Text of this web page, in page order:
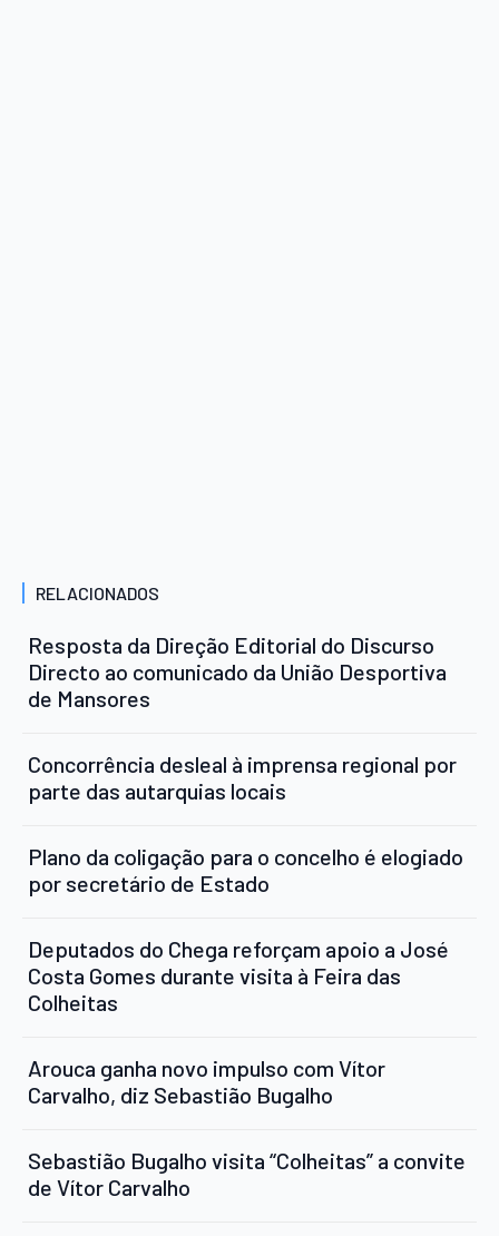
RELACIONADOS
Resposta da Direção Editorial do Discurso
Directo ao comunicado da União Desportiva
de Mansores
Concorrência desleal à imprensa regional por
parte das autarquias locais
Plano da coligação para o concelho é elogiado
por secretário de Estado
Deputados do Chega reforçam apoio a José
Costa Gomes durante visita à Feira das
Colheitas
Arouca ganha novo impulso com Vítor
Carvalho, diz Sebastião Bugalho
Sebastião Bugalho visita “Colheitas” a convite
de Vítor Carvalho